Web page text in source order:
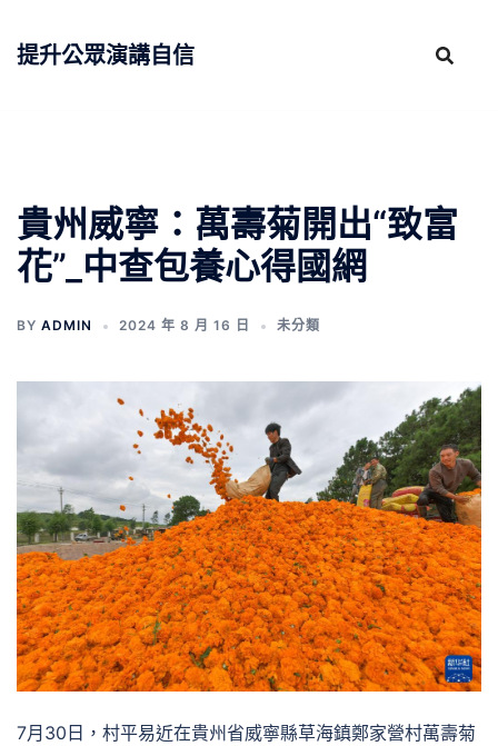
提升公眾演講自信
貴州威寧：萬壽菊開出“致富
花”_中查包養心得國網
BY ADMIN 2024 年 8 月 16 日 未分類
7月30日，村平易近在貴州省威寧縣草海鎮鄭家營村萬壽菊